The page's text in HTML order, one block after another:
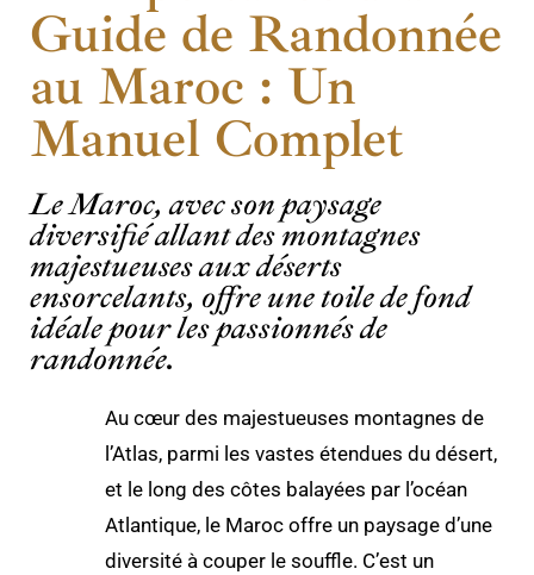
Guide de Randonnée
au Maroc : Un
Manuel Complet
Le Maroc, avec son paysage
diversifié allant des montagnes
majestueuses aux déserts
ensorcelants, offre une toile de fond
idéale pour les passionnés de
randonnée.
Au cœur des majestueuses montagnes de
l’Atlas, parmi les vastes étendues du désert,
et le long des côtes balayées par l’océan
Atlantique, le Maroc offre un paysage d’une
diversité à couper le souffle. C’est un